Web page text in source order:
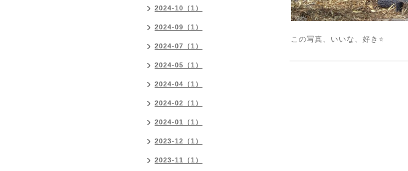
この写真、いいな、好き⭐
2024-10（1）
2024-09（1）
2024-07（1）
2024-05（1）
2024-04（1）
2024-02（1）
2024-01（1）
2023-12（1）
2023-11（1）